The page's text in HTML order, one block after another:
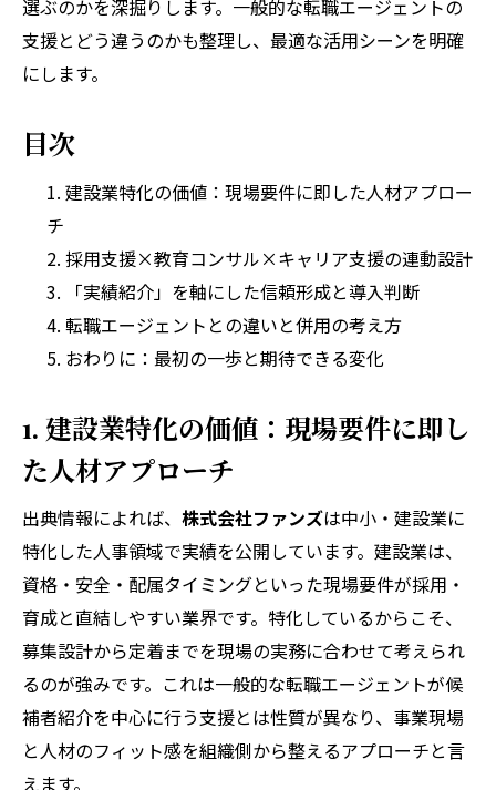
選ぶのかを深掘りします。一般的な転職エージェントの
支援とどう違うのかも整理し、最適な活用シーンを明確
にします。
目次
建設業特化の価値：現場要件に即した人材アプロー
チ
採用支援×教育コンサル×キャリア支援の連動設計
「実績紹介」を軸にした信頼形成と導入判断
転職エージェントとの違いと併用の考え方
おわりに：最初の一歩と期待できる変化
1. 建設業特化の価値：現場要件に即し
た人材アプローチ
出典情報によれば、 株式会社ファンズは中小・建設業に
特化した人事領域で実績を公開しています。建設業は、
資格・安全・配属タイミングといった現場要件が採用・
育成と直結しやすい業界です。特化しているからこそ、
募集設計から定着までを現場の実務に合わせて考えられ
るのが強みです。これは一般的な転職エージェントが候
補者紹介を中心に行う支援とは性質が異なり、事業現場
と人材のフィット感を組織側から整えるアプローチと言
えます。